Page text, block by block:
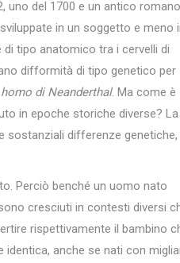
uno del 1700 e un antico
in un soggetto e meno
tipo anatomico tra i cervelli di
difformità di tipo genetico per
homo di Neanderthal. Ma come è
in epoche storiche diverse? La
sostanziali differenze
Perciò benché un uomo nato
cresciuti in contesti diversi
rispettivamente il bambino
anche se nati con